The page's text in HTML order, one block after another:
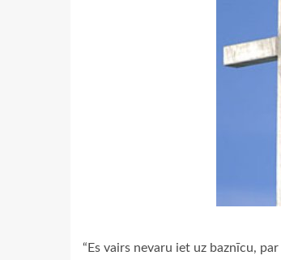
“Es vairs nevaru iet uz baznīcu,